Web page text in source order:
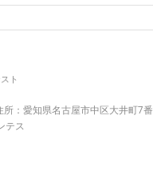
ト
：愛知県名古屋市中区大井町7番
テス